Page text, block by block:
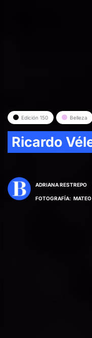
Edición 150 Belleza
Ricardo
ADRIANA RESTREPO
FOTOGRAFÍA: